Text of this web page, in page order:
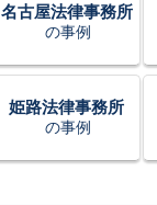
名古屋法律事務所
の事例
姫路法律事務所
の事例